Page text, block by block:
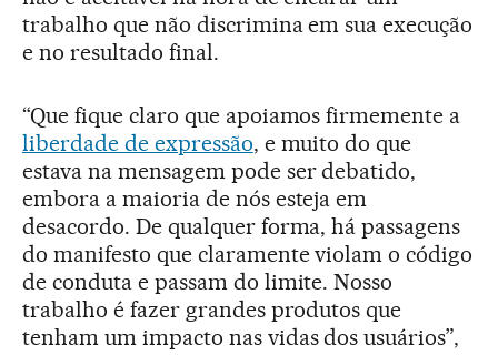
trabalho que não discrimina em sua execução
e no resultado final.
“Que fique claro que apoiamos firmemente a
liberdade de expressão, e muito do que
estava na mensagem pode ser debatido,
embora a maioria de nós esteja em
desacordo. De qualquer forma, há passagens
do manifesto que claramente violam o código
de conduta e passam do limite. Nosso
trabalho é fazer grandes produtos que
tenham um impacto nas vidas dos usuários”,